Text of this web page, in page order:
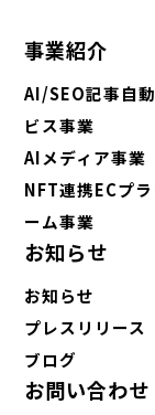
事業紹介
AI/SEO記事自
ビス事業
AIメディア事業
NFT連携ECプ
ーム事業
お知らせ
お知らせ
プレスリリース
ブログ
お問い合わせ